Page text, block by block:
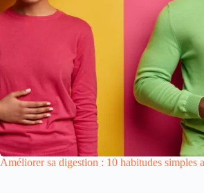
Améliorer sa digestion : 10 habitudes simples